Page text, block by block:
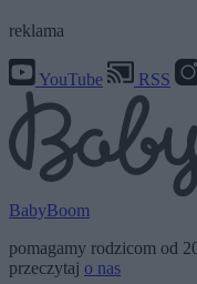
reklama
YouTube RSS
BabyBoom
pomagamy rodzicom od
przeczytaj o nas